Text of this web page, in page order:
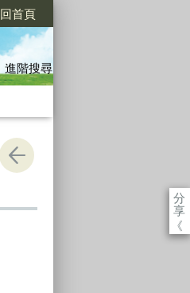
回首頁
進階搜尋
分
享
《